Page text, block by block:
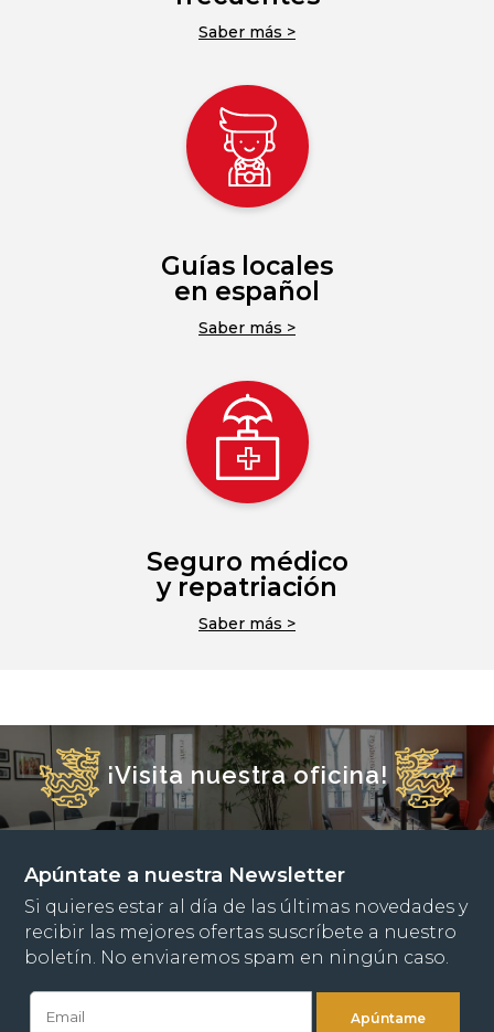
Saber más >
Guías locales
en español
Saber más >
Seguro médico
y repatriación
Saber más >
¡Visita nuestra oficina!
Apúntate a nuestra Newsletter
Si quieres estar al día de las últimas novedades y
recibir las mejores ofertas suscríbete a nuestro
boletín. No enviaremos spam en ningún caso.